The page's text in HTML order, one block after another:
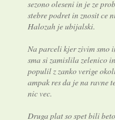
sezono oleseni in je ze
stebre podret in znosit ce
Halozah je ubijalski.
Na parceli kjer zivim smo
sma si zamislila zelenico
populil z zanko verige
ampak res da je na ravne
nic vec.
Druga plat so spet bili